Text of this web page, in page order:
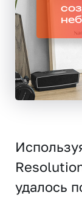
удалось